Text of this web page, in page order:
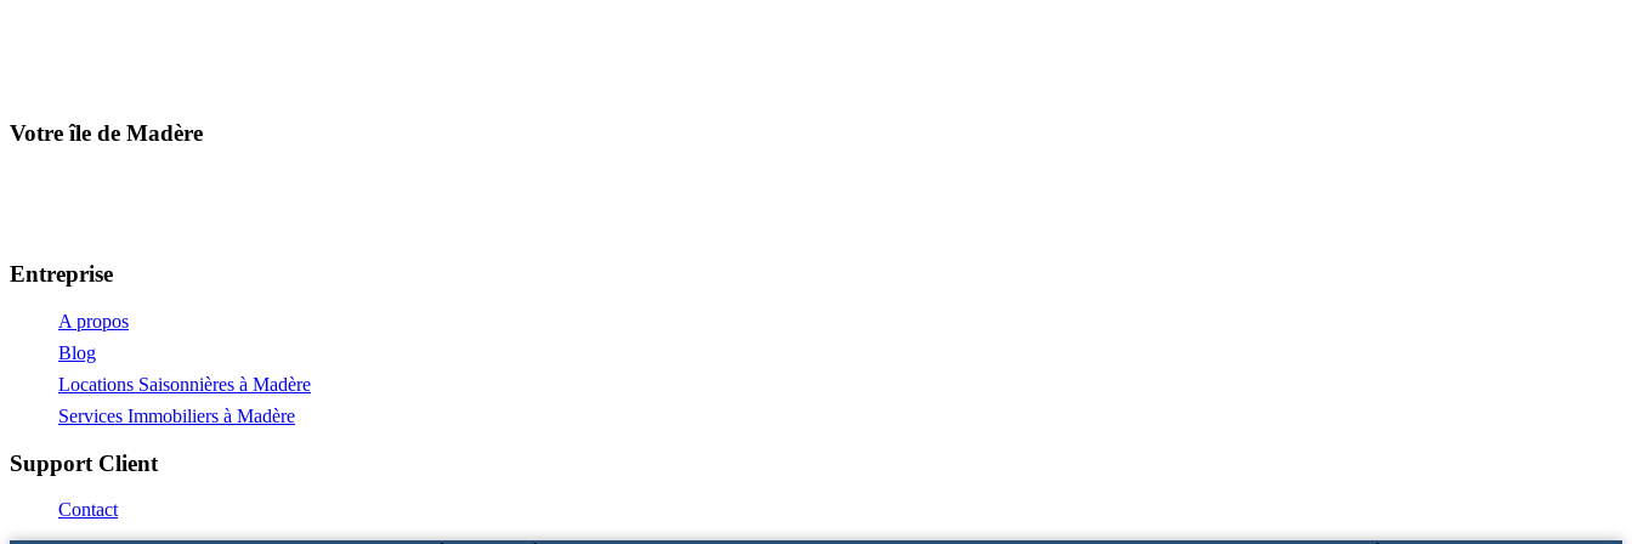
Votre île de Madère
Entreprise
A propos
Blog
Locations Saisonnières à Madère
Services Immobiliers à Madère
Support Client
Contact